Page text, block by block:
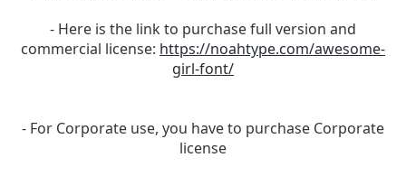
- Here is the link to purchase full version and
commercial license: https://noahtype.com/awesome-
girl-font/
- For Corporate use, you have to purchase Corporate
license